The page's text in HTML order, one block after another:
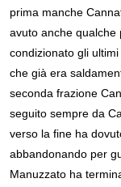
prima manche
avuto anche qualche
condizionato gli
che già era
seconda frazione
seguito sempre da
verso la fine ha
abbandonando per
Manuzzato ha